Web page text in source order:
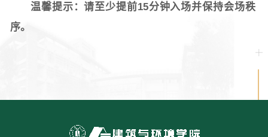
温馨提示：请至少提前15分钟入场并保持会场秩
序。